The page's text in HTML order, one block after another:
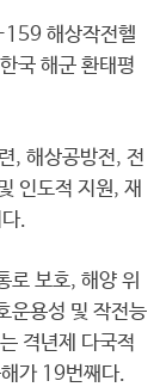
해상작전헬
국 해군 환태평
, 해상공방전, 전
인도적 지원, 재
.
로 보호, 해양 위
운용성 및 작전능
격년제 다국적
가 19번째다.